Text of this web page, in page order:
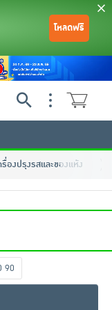
โหลดฟรี
รื่องปรุงรสและของแห้ง
90